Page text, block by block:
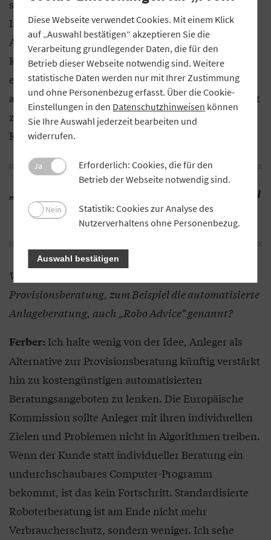
sich dadurch viele Kleinanleger anderen
Informationskanälen zuwenden könnten. Wenn
Anlageberatung nicht mehr zu erschwinglichen
Konditionen zugänglich ist, werden sich Kunden
entweder insgesamt von den Finanzmärkten
abwenden oder ihre Informationen auf eigene Faust
zusammensuchen. Das ist nicht im Sinne der
Kapitalmarktunion.
„Es gibt mit der Provisionsberatung kein
strukturelles Problem.“
Wie bewerten Sie mögliche Alternativen zur
Provisionsberatung, zum Beispiel die automatisierte
Anlageberatung, auch „Robo Advice“ genannt?
Ferber: Ich halte wenig von der Idee, Anleger als
Alternative zur Provisionsberatung künftig verstärkt
hin zu kostengünstigen automatisierten
Beratungsangeboten zu lenken. Die Europäische
Kommission sollte Anleger mit ihren individuellen
Zielen und Problemen nicht in Algorithmen treiben.
Wenn der Kunde statt individueller Beratung ein
undurchschaubares Computer-Programm
bekommt, ist das kein Fortschritt. Standardisierte
Roboterberatung ist am Ende nicht mehr
Verbraucherschutz, sondern weniger. Ich sehe
Diese Webseite verwendet Cookies. Mit einem Klick
auf „Auswahl bestätigen“ akzeptieren Sie die
Verarbeitung grundlegender Daten, die für den
Betrieb dieser Webseite notwendig sind. Weitere
statistische Daten werden nur mit Ihrer Zustimmung
und ohne Personenbezug erfasst. Über die Cookie-
Einstellungen in den Datenschutzhinweisen können
Sie Ihre Auswahl jederzeit bearbeiten und
widerrufen.
Ja
Erforderlich: Cookies, die für den
Betrieb der Webseite notwendig sind.
Nein
Statistik: Cookies zur Analyse des
Nutzerverhaltens ohne Personenbezug.
Auswahl bestätigen